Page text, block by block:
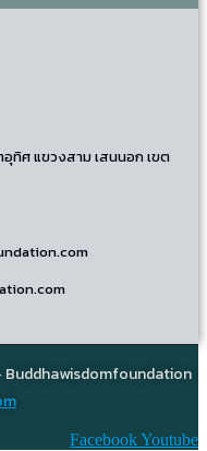
อุทิศ แขวงสาม เสนนอก เขต
Buddhawisdomfoundation
FacebookYoutube